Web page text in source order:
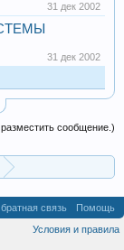
31 дек 2002
31 дек 2002
сообщение.)
и перерабатывающие
связь
Помощь
Условия и правила